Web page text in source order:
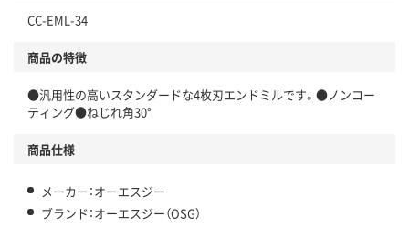
CC-EML-34
商品の特徴
●汎用性の高いスタンダードな4枚刃エンドミルです。●ノンコー
ティング●ねじれ角30°
商品仕様
メーカー：オーエスジー
ブランド：オーエスジー（OSG）